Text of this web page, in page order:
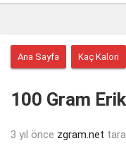
Ana Sayfa Kaç Kalori
100 Gram
3 yıl önce zgram.net